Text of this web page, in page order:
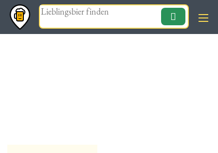
Magazin